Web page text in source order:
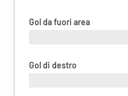
Gol da fuori area
Gol di destro